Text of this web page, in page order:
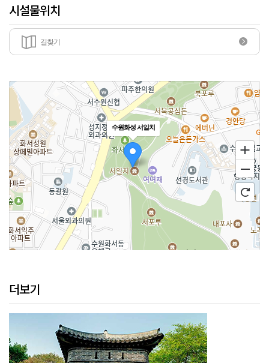
시설물위치
길찾기
수원화성 서일치
더보기